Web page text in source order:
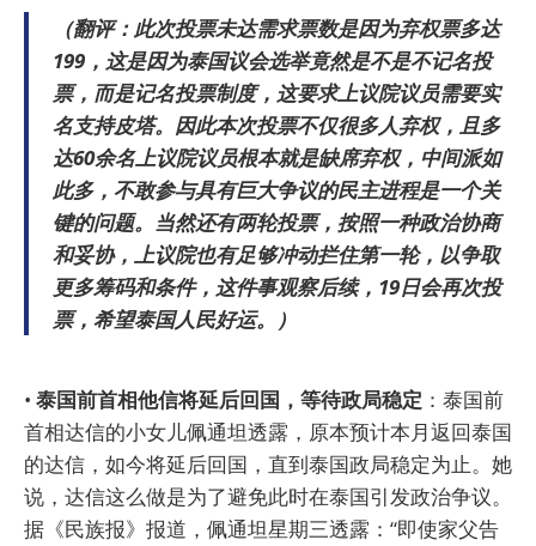
（翻评：此次投票未达需求票数是因为弃权票多达
199，这是因为泰国议会选举竟然是不是不记名投
票，而是记名投票制度，这要求上议院议员需要实
名支持皮塔。因此本次投票不仅很多人弃权，且多
达60余名上议院议员根本就是缺席弃权，中间派如
此多，不敢参与具有巨大争议的民主进程是一个关
键的问题。当然还有两轮投票，按照一种政治协商
和妥协，上议院也有足够冲动拦住第一轮，以争取
更多筹码和条件，这件事观察后续，19日会再次投
票，希望泰国人民好运。）
• 泰国前首相他信将延后回国，等待政局稳定 ：泰国前
首相达信的小女儿佩通坦透露，原本预计本月返回泰国
的达信，如今将延后回国，直到泰国政局稳定为止。她
说，达信这么做是为了避免此时在泰国引发政治争议。
据《民族报》报道，佩通坦星期三透露：“即使家父告